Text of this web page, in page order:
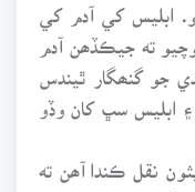
ابليس کي آدم کي
ته جيڪڏھن آدم
جو گنھگار ٿيندس
ابليس سڀ کان وڏو
نقل ڪندا آھن ته